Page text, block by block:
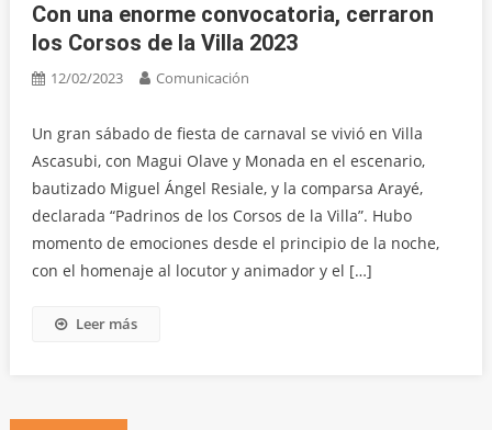
Con una enorme convocatoria, cerraron
los Corsos de la Villa 2023
12/02/2023 Comunicación
Un gran sábado de fiesta de carnaval se vivió en Villa
Ascasubi, con Magui Olave y Monada en el escenario,
bautizado Miguel Ángel Resiale, y la comparsa Arayé,
declarada “Padrinos de los Corsos de la Villa”. Hubo
momento de emociones desde el principio de la noche,
con el homenaje al locutor y animador y el […]
Leer más